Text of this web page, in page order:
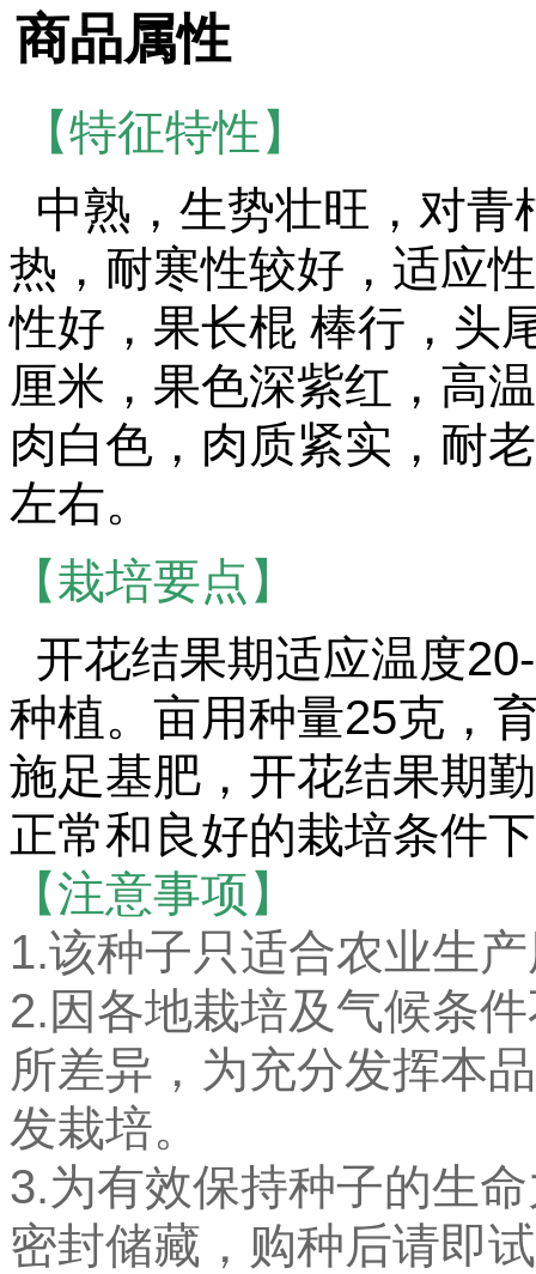
商品属性
【特征特性】
中熟，生势壮旺，对青
热，耐寒性较好，适应
性好，果长棍 棒行，头
厘米，果色深紫红，高
肉白色，肉质紧实，耐
左右。
【栽培要点】
开花结果期适应温度
种植。亩用种量25克，
施足基肥，开花结果期
正常和良好的栽培条件
【注意事项】
1.该种子只适合农业生
2.因各地栽培及气候条
所差异，为充分发挥本
发栽培。
3.为有效保持种子的生
密封储藏，购种后请即